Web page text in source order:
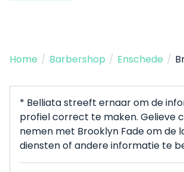
Home / Barbershop / Enschede /
* Belliata streeft ernaar om de
profiel correct te maken. Gelieve
nemen met Brooklyn Fade om de
diensten of andere informatie te